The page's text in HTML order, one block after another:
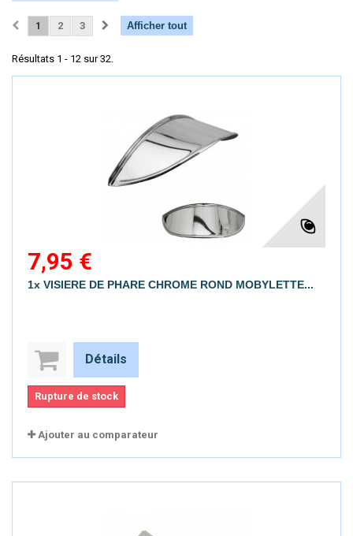
Afficher tout
1 2 3
Résultats 1 - 12 sur 32.
7,95 €
1x VISIERE DE PHARE CHROME ROND MOBYLETTE...
Détails
Rupture de stock
Ajouter au comparateur